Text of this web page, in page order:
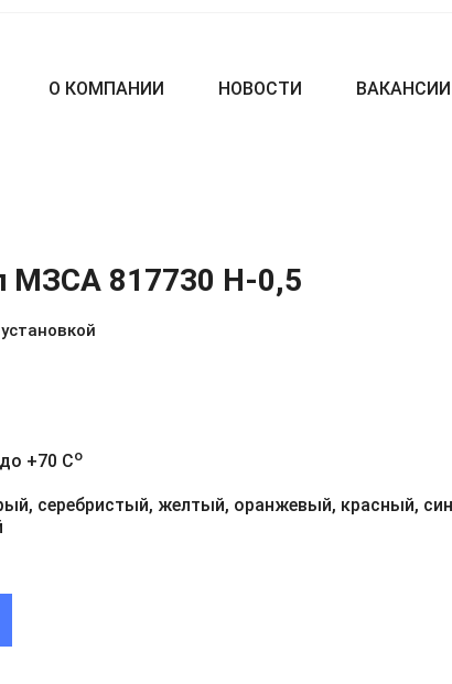
О КОМПАНИИ НОВОСТИ ВАКАНСИИ
МЗСА 817730 H-0,5
+70 Co
серебристый, желтый, оранжевый, красный,